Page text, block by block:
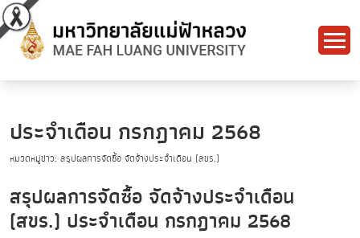
ประจำเดือน กรกฎาคม 2568
หมวดหมู่ข่าว: สรุปผลการจัดซื้อ จัดจ้างประจำเดือน (สขร.)
สรุปผลการจัดซื้อ จัดจ้างประจำเดือน
(สขร.) ประจำเดือน กรกฎาคม 2568